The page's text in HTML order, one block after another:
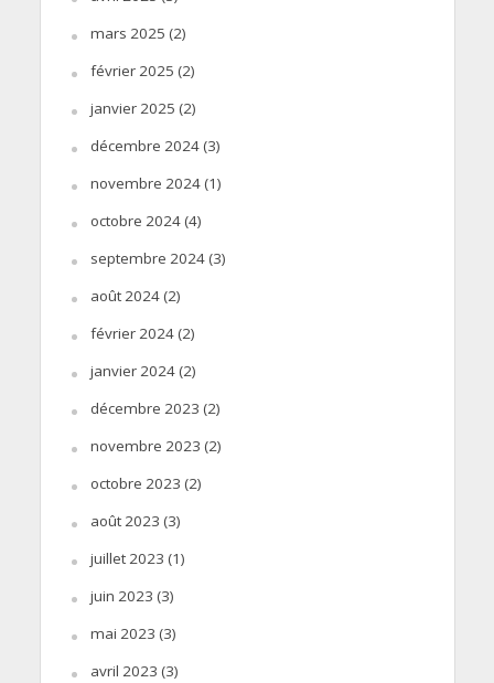
mars 2025 (2)
février 2025 (2)
janvier 2025 (2)
décembre 2024(3)
novembre 2024(1)
octobre 2024(4)
septembre 2024(3)
août 2024(2)
février 2024(2)
janvier 2024(2)
décembre 2023 (2)
novembre 2023 (2)
octobre 2023 (2)
août 2023 (3)
juillet 2023 (1)
juin 2023 (3)
mai 2023 (3)
avril 2023 (3)